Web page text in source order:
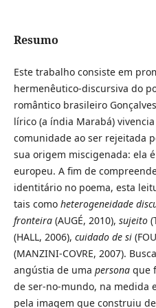
Resumo
Este trabalho consiste em
hermenêutico-discursiva do
romântico brasileiro
lírico (a índia Marabá)
comunidade ao ser rejeitada
sua origem miscigenada: ela
europeu. A fim de
identitário no poema, esta
tais como heterogeneidade
fronteira(AUGÉ, 2010), sujeito
(HALL, 2006), cuidado de si
(MANZINI-COVRE, 2007).
angústia de uma personaque
de ser-no-mundo, na medida
pela imagem que construiu